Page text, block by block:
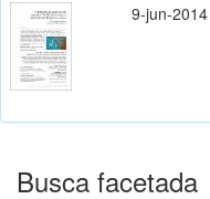
9-jun-2014
Busca facetada